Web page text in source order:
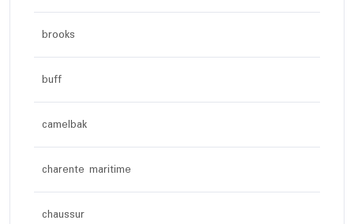
brooks
buff
camelbak
charente maritime
chaussur